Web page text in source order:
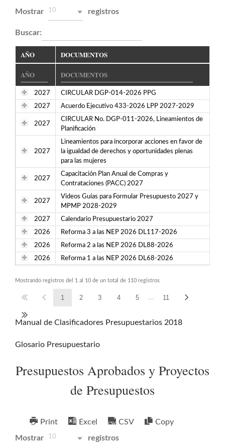
Mostrar
10 registros
Buscar:
AÑO DOCUMENTOS
2027
CIRCULAR DGP-014-2026 PPG
2027
Acuerdo Ejecutivo 433-2026 LPP 2027-2029
2027
CIRCULAR No. DGP-011-2026, Lineamientos de
Planificación
2027
Lineamientos para incorporar acciones en favor de
la igualdad de derechos y oportunidades plenas
para las mujeres
2027
Capacitación Plan Anual de Compras y
Contrataciones (PACC) 2027
2027
Videos Guías para Formular Presupuesto 2027 y
MPMP 2028-2029
2027
Calendario Presupuestario 2027
2026
Reforma 3 a las NEP 2026 DL117-2026
2026
Reforma 2 a las NEP 2026 DL88-2026
2026
Reforma 1 a las NEP 2026 DL68-2026
Mostrando registros del 1 al 10 de un total de 110 registros
1 2 3 4 5 11
Manual de Clasificadores Presupuestarios 2018
Glosario Presupuestario
Presupuestos Aprobados y Proyectos
de Presupuestos
Print Excel CSV
Copy
Mostrar
10 registros